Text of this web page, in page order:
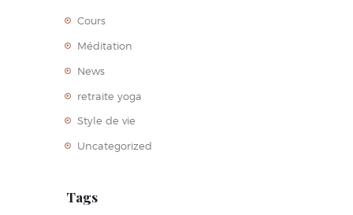
Cours
Méditation
News
retraite yoga
Style de vie
Uncategorized
Tags